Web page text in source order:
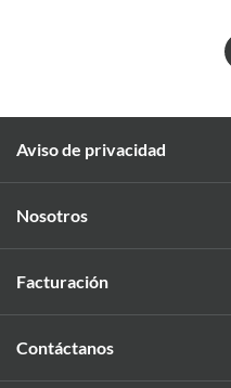
Aviso de privacidad
Nosotros
Facturación
Contáctanos